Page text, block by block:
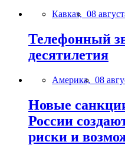
Кавказ, 08
Телефонный
десятилетия
Америка, 08
Новые
России
риски и